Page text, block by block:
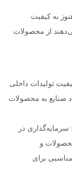
به کیفیت
از محصولات
تولیدات داخلی
صنایع به محصولات
: سرمایه‌گذاری در
و
برای